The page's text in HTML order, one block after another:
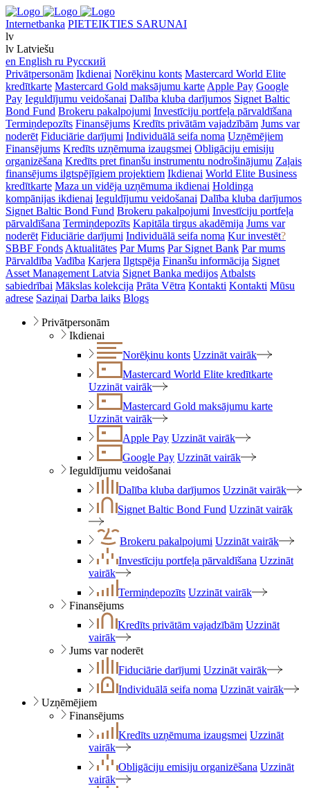
Internetbanka PIETEIKTIES SARUNAI
lv
lv Latviešu
en English ru Русский
Privātpersonām Ikdienai Norēķinu konts Mastercard World Elite
kredītkarte Mastercard Gold maksājumu karte Apple Pay Google
Pay Ieguldījumu veidošanai Dalība kluba darījumos Signet Baltic
Bond Fund Brokeru pakalpojumi Investīciju portfeļa pārvaldīšana
Termiņdepozīts Finansējums Kredīts privātām vajadzībām Jums var
noderēt Fiduciārie darījumi Individuālā seifa noma Uzņēmējiem
Finansējums Kredīts uzņēmuma izaugsmei Obligāciju emisiju
organizēšana Kredīts pret finanšu instrumentu nodrošinājumu Zaļais
finansējums ilgtspējīgiem projektiem Ikdienai World Elite Business
kredītkarte Maza un vidēja uzņēmuma ikdienai Holdinga
kompānijas ikdienai Ieguldījumu veidošanai Dalība kluba darījumos
Signet Baltic Bond Fund Brokeru pakalpojumi Investīciju portfeļa
pārvaldīšana Termiņdepozīts Kapitāla tirgus akadēmija Jums var
noderēt Fiduciārie darījumi Individuālā seifa noma Kur investēt?
SBBF Fonds Aktualitātes Par Mums Par Signet Bank Par mums
Pārvaldība Vadība Karjera Ilgtspēja Finanšu informācija Signet
Asset Management Latvia Signet Banka medijos Atbalsts
sabiedrībai Mākslas kolekcija Prāta Vētra Kontakti Kontakti Mūsu
adrese Saziņai Darba laiks Blogs
Privātpersonām
Ikdienai
Norēķinu konts Uzzināt vairāk
Mastercard World Elite kredītkarte
Uzzināt vairāk
Mastercard Gold maksājumu karte
Uzzināt vairāk
Apple Pay Uzzināt vairāk
Google Pay Uzzināt vairāk
Ieguldījumu veidošanai
Dalība kluba darījumos Uzzināt vairāk
Signet Baltic Bond Fund Uzzināt vairāk
Brokeru pakalpojumi Uzzināt vairāk
Investīciju portfeļa pārvaldīšana Uzzināt
vairāk
Termiņdepozīts Uzzināt vairāk
Finansējums
Kredīts privātām vajadzībām Uzzināt
vairāk
Jums var noderēt
Fiduciārie darījumi Uzzināt vairāk
Individuālā seifa noma Uzzināt vairāk
Uzņēmējiem
Finansējums
Kredīts uzņēmuma izaugsmei Uzzināt
vairāk
Obligāciju emisiju organizēšana Uzzināt
vairāk